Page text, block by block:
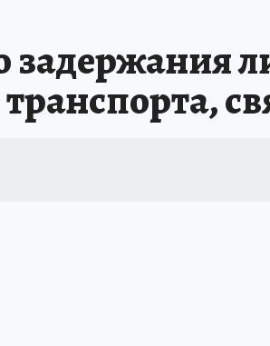
задержания